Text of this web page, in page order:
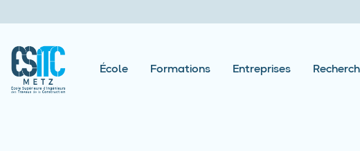
École Formations Entreprises